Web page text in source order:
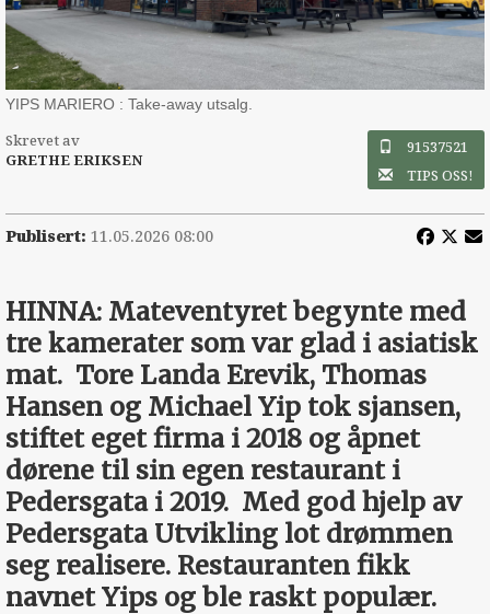
YIPS MARIERO : Take-away utsalg.
Skrevet av
GRETHE ERIKSEN
91537521
TIPS OSS!
Publisert: 11.05.2026 08:00
HINNA: Mateventyret begynte med
tre ­kamerater som var glad i asiatisk
mat. Tore Landa Erevik, Thomas
Hansen og Michael Yip tok sjansen,
stiftet eget firma i 2018 og åpnet
dørene til sin egen restaurant i
Pedersgata i 2019. Med god hjelp av
Pedersgata Utvikling lot drømmen
seg realisere. Restauranten fikk
navnet Yips og ble raskt populær.